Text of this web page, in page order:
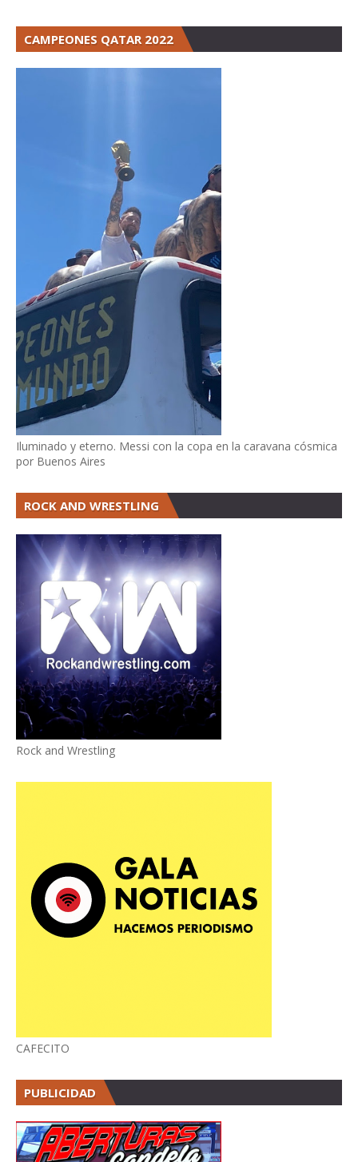
CAMPEONES QATAR 2022
Iluminado y eterno. Messi con la copa en la caravana cósmica
por Buenos Aires
ROCK AND WRESTLING
Rock and Wrestling
CAFECITO
PUBLICIDAD